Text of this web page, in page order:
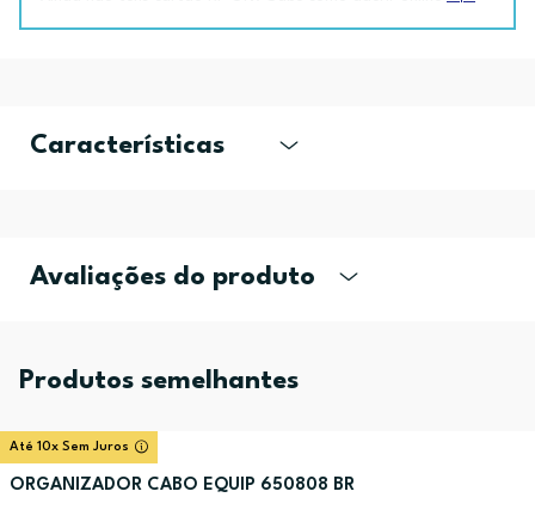
Características
Avaliações do produto
Produtos semelhantes
Até 10x Sem Juros
ORGANIZADOR CABO EQUIP 650808 BR